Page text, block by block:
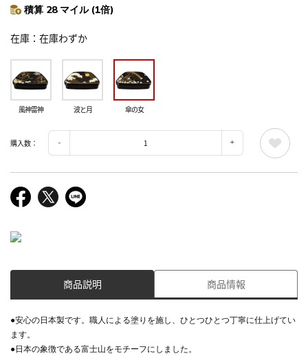
積算 28 マイル (1倍)
在庫 在庫わずか
風神雷神 波と月 傘の女
購入数：
商品説明 商品情報
●安心の日本製です。職人による塗りを施し、ひとつひとつ丁寧に仕上げてい
ます。
●日本の象徴である富士山をモチーフにしました。